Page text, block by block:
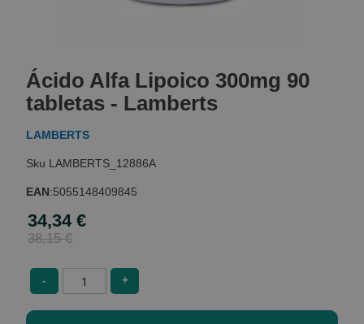
the
beginning
of
the
gallery
Ácido Alfa Lipoico 300mg 90
tabletas - Lamberts
LAMBERTS
LAMBERTS_12886A
EAN:5055148409845
Special
Price
34,34 €
38,15 €
- +